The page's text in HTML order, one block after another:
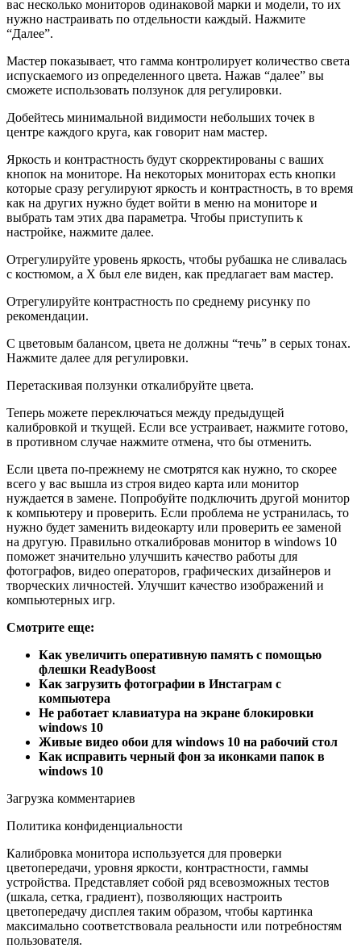
вас несколько мониторов одинаковой марки и модели, то их
нужно настраивать по отдельности каждый. Нажмите
“Далее”.
Мастер показывает, что гамма контролирует количество света
испускаемого из определенного цвета. Нажав “далее” вы
сможете использовать ползунок для регулировки.
Добейтесь минимальной видимости небольших точек в
центре каждого круга, как говорит нам мастер.
Яркость и контрастность будут скорректированы с ваших
кнопок на мониторе. На некоторых мониторах есть кнопки
которые сразу регулируют яркость и контрастность, в то время
как на других нужно будет войти в меню на мониторе и
выбрать там этих два параметра. Чтобы приступить к
настройке, нажмите далее.
Отрегулируйте уровень яркость, чтобы рубашка не сливалась
с костюмом, а X был еле виден, как предлагает вам мастер.
Отрегулируйте контрастность по среднему рисунку по
рекомендации.
С цветовым балансом, цвета не должны “течь” в серых тонах.
Нажмите далее для регулировки.
Перетаскивая ползунки откалибруйте цвета.
Теперь можете переключаться между предыдущей
калибровкой и ткущей. Если все устраивает, нажмите готово,
в противном случае нажмите отмена, что бы отменить.
Если цвета по-прежнему не смотрятся как нужно, то скорее
всего у вас вышла из строя видео карта или монитор
нуждается в замене. Попробуйте подключить другой монитор
к компьютеру и проверить. Если проблема не устранилась, то
нужно будет заменить видеокарту или проверить ее заменой
на другую. Правильно откалибровав монитор в windows 10
поможет значительно улучшить качество работы для
фотографов, видео операторов, графических дизайнеров и
творческих личностей. Улучшит качество изображений и
компьютерных игр.
Смотрите еще:
Как увеличить оперативную память с помощью
флешки ReadyBoost
Как загрузить фотографии в Инстаграм с
компьютера
Не работает клавиатура на экране блокировки
windows 10
Живые видео обои для windows 10 на рабочий стол
Как исправить черный фон за иконками папок в
windows 10
Загрузка комментариев
Политика конфиденциальности
Калибровка монитора используется для проверки
цветопередачи, уровня яркости, контрастности, гаммы
устройства. Представляет собой ряд всевозможных тестов
(шкала, сетка, градиент), позволяющих настроить
цветопередачу дисплея таким образом, чтобы картинка
максимально соответствовала реальности или потребностям
пользователя.